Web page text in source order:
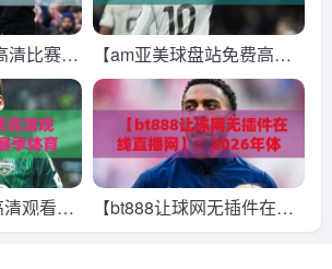
清比赛直
迷必看
【am亚美球盘站免费高清
观看直播】！2026年观赛
体验全面升级，速度与激情
的终极入口
观看直
迷必备
【bt888让球网无插件在线
直播网】：2026年体育迷